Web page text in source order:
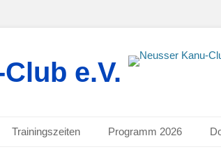
e.V.
Trainingszeiten Programm 2026